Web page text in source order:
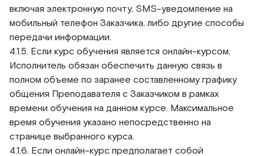
включая электронную почту, SMS-уведомление на
мобильный телефон Заказчика, либо другие способы
передачи информации.
4.1.5. Если курс обучения является онлайн-курсом,
Исполнитель обязан обеспечить данную связь в
полном объеме по заранее составленному графику
общения Преподавателя с Заказчиком в рамках
времени обучения на данном курсе. Максимальное
время обучения указано непосредственно на
странице выбранного курса.
4.1.6. Если онлайн-курс предполагает собой